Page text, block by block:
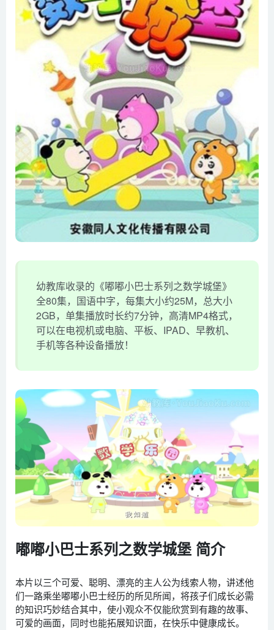
幼教库收录的《嘟嘟小巴士系列之数学城堡》
全80集，国语中字，每集大小约25M，总大小
2GB，单集播放时长约7分钟，高清MP4格式，
可以在电视机或电脑、平板、IPAD、早教机、
手机等各种设备播放！
嘟嘟小巴士系列之数学城堡 简介
本片以三个可爱、聪明、漂亮的主人公为线索人物，讲述他
们一路乘坐嘟嘟小巴士经历的所见所闻，将孩子们成长必需
的知识巧妙结合其中，使小观众不仅能欣赏到有趣的故事、
可爱的画面，同时也能拓展知识面，在快乐中健康成长。